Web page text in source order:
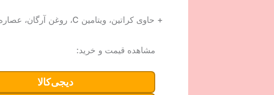
+ حاوی کراتین، ویتامین C، روغن آرگان، عصاره آووکادو، روغن زیتون و جوانه گندم
مشاهده قیمت و خرید:
دیجی‌کالا